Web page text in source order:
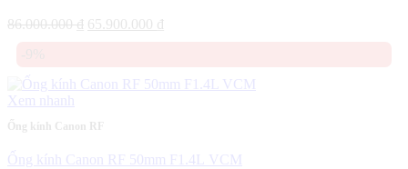
86.000.000₫ Giá
65.900.000 ₫
65.900.000 ₫.
Xem nhanh
Ống kính Canon RF
Ống kính Canon RF 50mm F1.4L VCM